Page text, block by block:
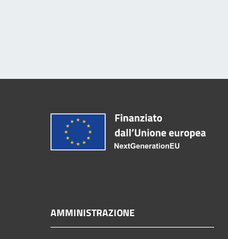
AMMINISTRAZIONE